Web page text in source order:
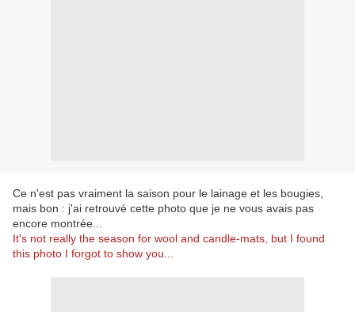
Ce n'est pas vraiment la saison pour le lainage et les bougies,
mais bon : j'ai retrouvé cette photo que je ne vous avais pas
encore montrée...
It's not really the season for wool and candle-mats, but I found
this photo I forgot to show you...